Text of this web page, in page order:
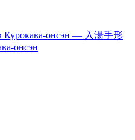
Курокава-онсэн — 入湯手形
онсэн